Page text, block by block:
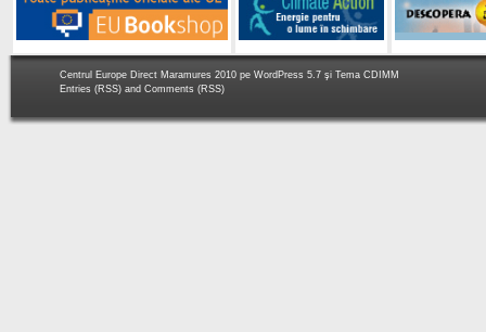
Centrul Europe Direct Maramures 2010 pe WordPress 5.7 şi Tema CDIMM
Entries (RSS) and Comments (RSS)